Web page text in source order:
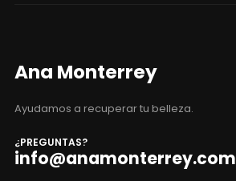
Ana Monterrey
Ayudamos a recuperar tu belleza.
¿PREGUNTAS?
info@anamonterrey.com